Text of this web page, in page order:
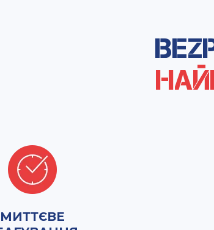
МИТТЄВЕ